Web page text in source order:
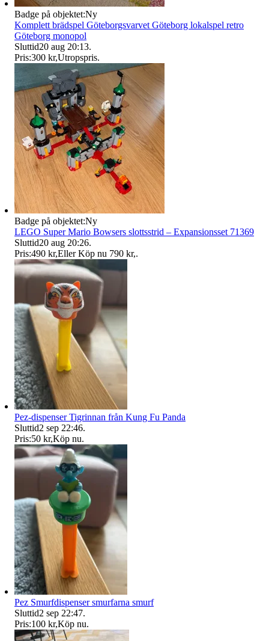
Badge på objektet:Ny
Komplett brädspel Göteborgsvarvet Göteborg lokalspel retro
Göteborg monopol
Sluttid20 aug 20:13.
Pris:300 kr,Utropspris.
Badge på objektet:Ny
LEGO Super Mario Bowsers slottsstrid – Expansionsset 71369
Sluttid20 aug 20:26.
Pris:490 kr,Eller Köp nu 790 kr,.
Pez-dispenser Tigrinnan från Kung Fu Panda
Sluttid2 sep 22:46.
Pris:50 kr,Köp nu.
Pez Smurfdispenser smurfarna smurf
Sluttid2 sep 22:47.
Pris:100 kr,Köp nu.